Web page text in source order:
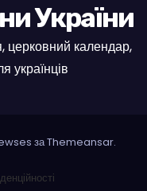
України
церковний календар,
українців
заThemeansar.